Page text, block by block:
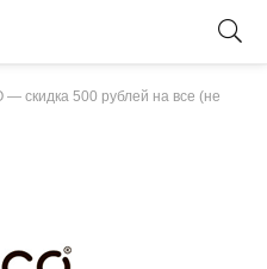
— скидка 500 рублей на все (не